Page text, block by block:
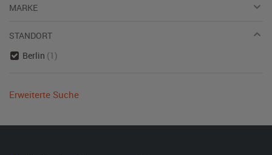
MARKE
STANDORT
Berlin (1)
Erweiterte Suche